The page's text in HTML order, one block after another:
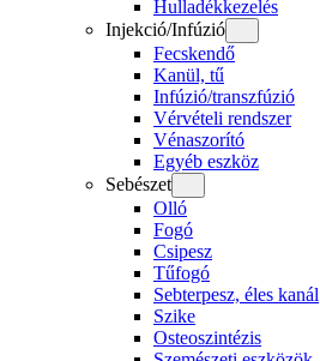
Hulladékkezelés
Injekció/Infúzió
Fecskendő
Kanül, tű
Infúzió/transzfúzió
Vérvételi rendszer
Vénaszorító
Egyéb eszköz
Sebészet
Olló
Fogó
Csipesz
Tűfogó
Sebterpesz, éles kanál
Szike
Osteoszintézis